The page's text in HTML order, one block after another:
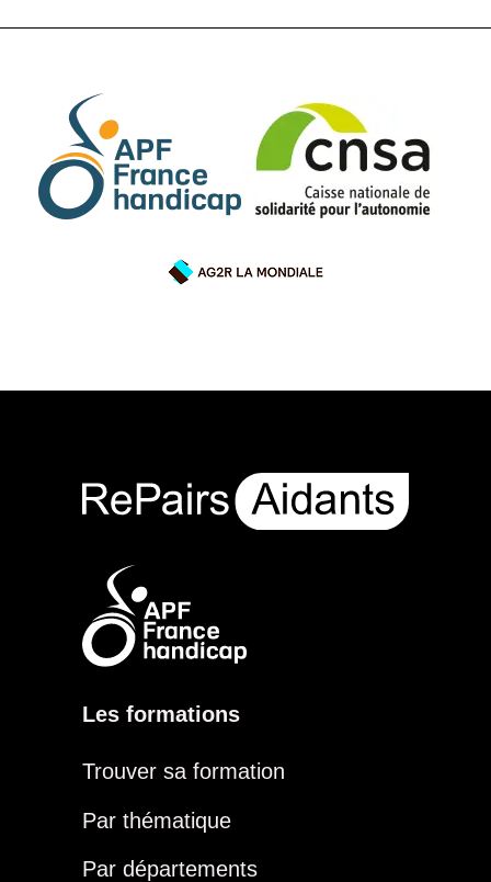
Les formations
Trouver sa formation
Par thématique
Par départements